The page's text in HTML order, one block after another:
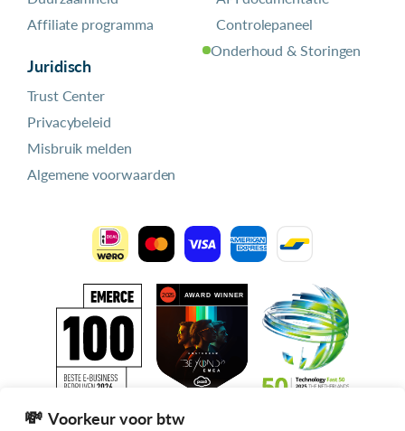
Affiliate programma
Juridisch
Trust Center
Privacybeleid
Misbruik melden
Algemene voorwaarden
Controlepaneel
Onderhoud & Storingen
Voorkeur voor btw